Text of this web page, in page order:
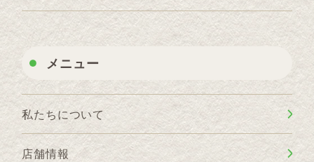
メニュー
私たちについて
店舗情報